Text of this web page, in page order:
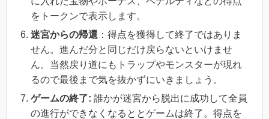
をトークンで表示します。
迷宮からの帰還 ：得点を獲得して終了ではありま
せん。進んだ分と同じだけ戻らないといけませ
ん。当然戻り道にもトラップやモンスターが現れ
るので最後まで気を抜かずにいきましょう。
ゲームの終了: 誰かが迷宮から脱出に成功して全員
の進行ができなくなるととゲームは終了。得点を